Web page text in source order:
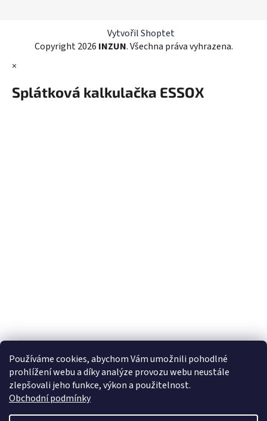
Používáme cookies, abychom Vám umožnili pohodlné
prohlížení webu a díky analýze provozu webu neustále
zlepšovali jeho funkce, výkon a použitelnost.
Obchodní podmínky
r
v
v
ý
Vytvořil Shoptet
Copyright 2026 INZUN. Všechna práva vyhrazena.
×
Splátková kalkulačka ESSOX